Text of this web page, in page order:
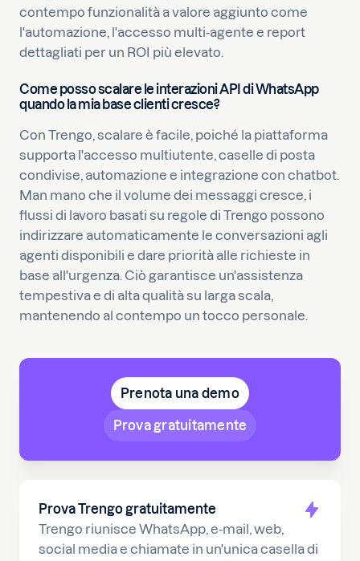
Prova Trengo gratuitamente
Trengo riunisce WhatsApp, e-mail, web,
social media e chiamate in un'unica casella di
contempo funzionalità a valore aggiunto come
l'automazione, l'accesso multi-agente e report
dettagliati per un ROI più elevato.
Come posso scalare le interazioni API di WhatsApp
quando la mia base clienti cresce?
Con Trengo, scalare è facile, poiché la piattaforma
supporta l'accesso multiutente, caselle di posta
condivise, automazione e integrazione con chatbot.
Man mano che il volume dei messaggi cresce, i
flussi di lavoro basati su regole di Trengo possono
indirizzare automaticamente le conversazioni agli
agenti disponibili e dare priorità alle richieste in
base all'urgenza. Ciò garantisce un'assistenza
tempestiva e di alta qualità su larga scala,
mantenendo al contempo un tocco personale.
Prenota una demo
Prova gratuitamente